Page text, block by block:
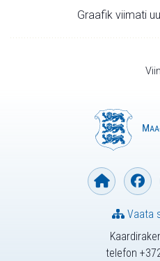
Graafik viimati
telefon
Vaata